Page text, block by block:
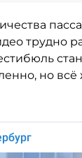
трудно
но всё